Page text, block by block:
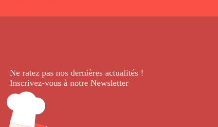
Ne ratez pas nos dernières actualités !
Inscrivez-vous à notre Newsletter.